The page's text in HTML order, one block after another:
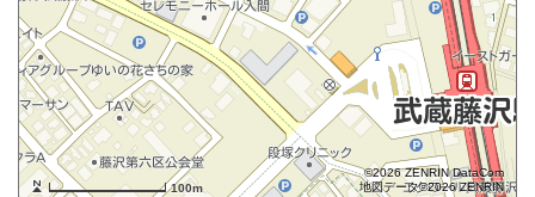
100m
©2026 ZENRIN DataCom
地図データ©2026 ZENRIN